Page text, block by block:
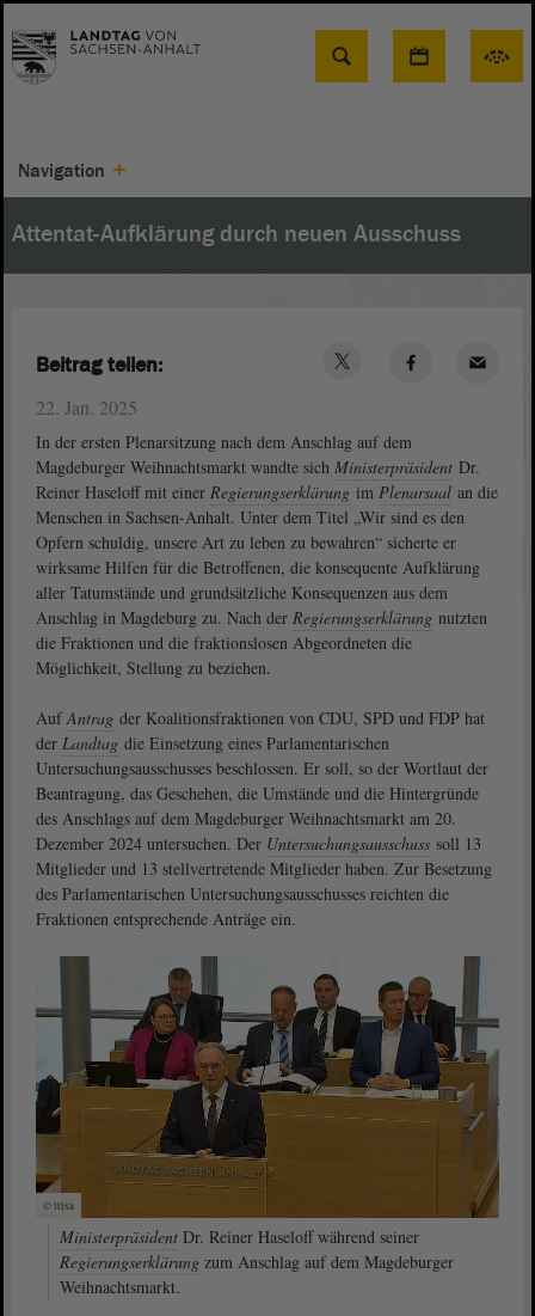
Suche
Navigation
Attentat-Aufklärung durch neuen Ausschuss
22. Jan. 2025
In der ersten Plenarsitzung nach dem Anschlag auf dem
Magdeburger Weihnachtsmarkt wandte sich Ministerpräsident Dr.
Reiner Haseloff mit einer Regierungserklärung im Plenarsaal an die
Menschen in Sachsen-Anhalt. Unter dem Titel „Wir sind es den
Opfern schuldig, unsere Art zu leben zu bewahren“ sicherte er
wirksame Hilfen für die Betroffenen, die konsequente Aufklärung
aller Tatumstände und grundsätzliche Konsequenzen aus dem
Anschlag in Magdeburg zu. Nach der Regierungserklärung nutzten
die Fraktionen und die fraktionslosen Abgeordneten die
Möglichkeit, Stellung zu beziehen.
AufAntrag der Koalitionsfraktionen von CDU, SPD und FDP hat
der Landtag die Einsetzung eines Parlamentarischen
Untersuchungsausschusses beschlossen. Er soll, so der Wortlaut der
Beantragung, das Geschehen, die Umstände und die Hintergründe
des Anschlags auf dem Magdeburger Weihnachtsmarkt am 20.
Dezember 2024 untersuchen. Der Untersuchungsausschuss soll 13
Mitglieder und 13 stellvertretende Mitglieder haben. Zur Besetzung
des Parlamentarischen Untersuchungsausschusses reichten die
Fraktionen entsprechende Anträge ein.
© ltlsa
Ministerpräsident Dr. Reiner Haseloff während seiner
Regierungserklärung zum Anschlag auf dem Magdeburger
Weihnachtsmarkt.
Beitrag teilen: